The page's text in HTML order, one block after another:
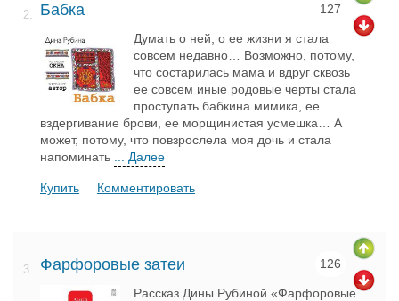
2. Бабка 127
Думать о ней, о ее жизни я стала
совсем недавно… Возможно, потому,
что состарилась мама и вдруг сквозь
ее совсем иные родовые черты стала
проступать бабкина мимика, ее
вздергивание брови, ее морщинистая усмешка… А
может, потому, что повзрослела моя дочь и стала
напоминать
... Далее
Купить Комментировать
3. Фарфоровые затеи 126
Рассказ Дины Рубиной «Фарфоровые